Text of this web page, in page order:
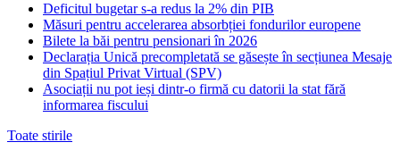
Deficitul bugetar s-a redus la 2% din PIB
Măsuri pentru accelerarea absorbției fondurilor europene
Bilete la băi pentru pensionari în 2026
Declarația Unică precompletată se găsește în secțiunea Mesaje
din Spațiul Privat Virtual (SPV)
Asociații nu pot ieși dintr-o firmă cu datorii la stat fără
informarea fiscului
Toate stirile